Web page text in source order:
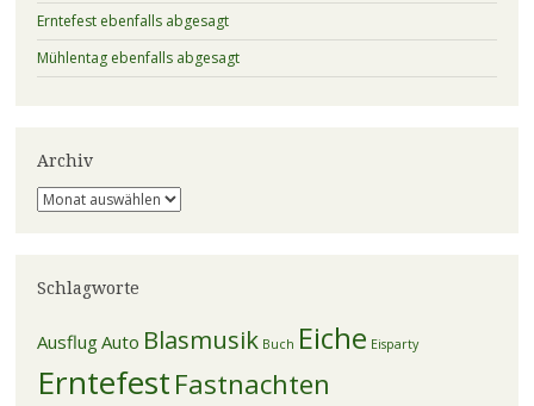
Erntefest ebenfalls abgesagt
Mühlentag ebenfalls abgesagt
Archiv
Archiv
Schlagworte
AusflugAuto Blasmusik Buch Eiche Eisparty
Erntefest Fastnachten